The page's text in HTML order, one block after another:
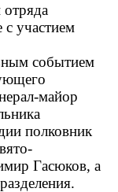
с участием
событием
майор
полковник
Гасюков, а